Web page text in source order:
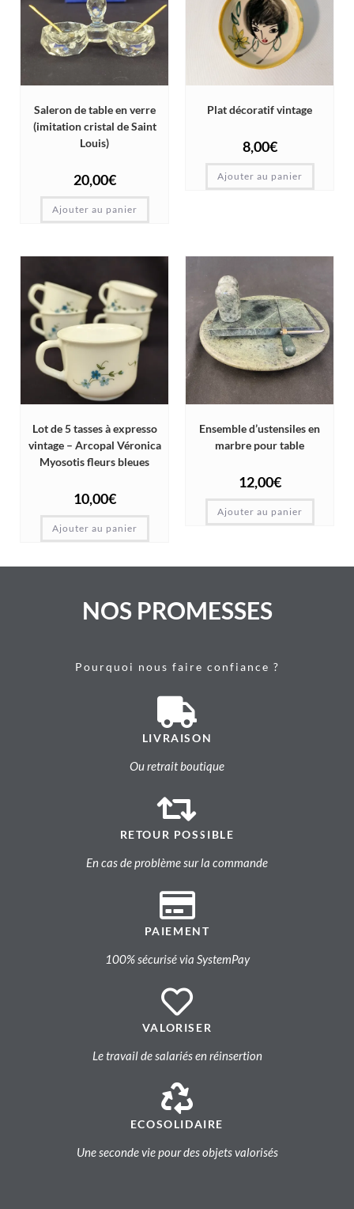
Saleron de table en verre
(imitation cristal de Saint
Louis)
20,00€
Ajouter au panier
Plat décoratif vintage
8,00€
Ajouter au panier
Lot de 5 tasses à expresso
vintage – Arcopal Véronica
Myosotis fleurs bleues
10,00€
Ajouter au panier
Ensemble d’ustensiles en
marbre pour table
12,00€
Ajouter au panier
NOS PROMESSES
Pourquoi nous faire confiance ?
LIVRAISON
Ou retrait boutique
RETOUR POSSIBLE
En cas de problème sur la commande
PAIEMENT
100% sécurisé via SystemPay
VALORISER
Le travail de salariés en réinsertion
ECOSOLIDAIRE
Une seconde vie pour des objets valorisés